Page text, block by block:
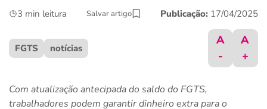
3 min leitura Salvar artigo Publicação: 17/04/2025
FGTS notícias
A
-
A
+
Com atualização antecipada do saldo do FGTS,
trabalhadores podem garantir dinheiro extra para o